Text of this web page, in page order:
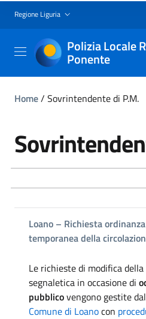
Regione Liguria
Polizia Locale
Ponente
Home/ Sovrintendente di P.M.
Loano – Richiesta
temporanea della
Le richieste di modifica
segnaletica in occasione di
pubblicovengono gestite
Comune di Loanocon